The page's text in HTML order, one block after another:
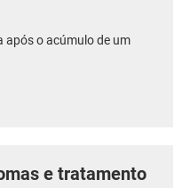
após o acúmulo de um
e tratamento